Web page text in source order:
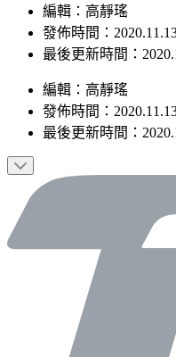
編輯：高靜瑤
發佈時間：
最後更新時間：
編輯 ： 高靜瑤
發佈時間：
最後更新時間：